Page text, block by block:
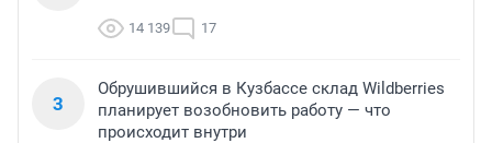
14 139 17
3
Обрушившийся в Кузбассе склад Wildberries
планирует возобновить работу — что
происходит внутри